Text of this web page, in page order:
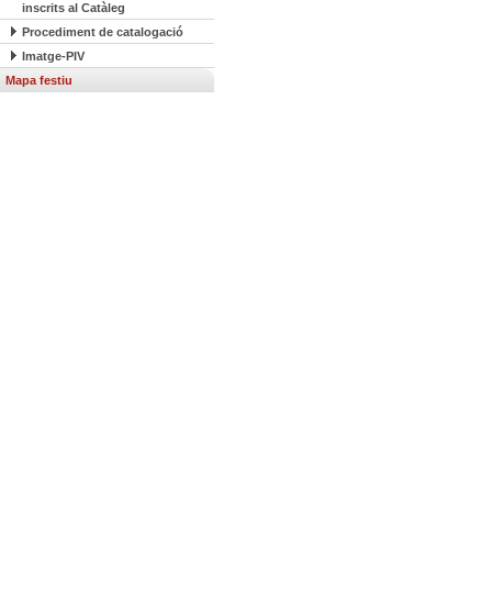
inscrits al Catàleg
Procediment de catalogació
Imatge-PIV
Mapa festiu